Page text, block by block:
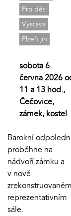
Pro děti
Výstava
Plzeň jih
sobota 6.
června 2026
11 a 13 hod.,
Čečovice,
zámek, kostel
Barokní
proběhne na
nádvoří zámku a
v nově
zrekonstruovaném
reprezentativním
sále.